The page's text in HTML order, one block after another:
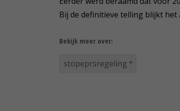
Bij de definitieve telling blijkt
Bekijk meer over:
stopeprsregeling